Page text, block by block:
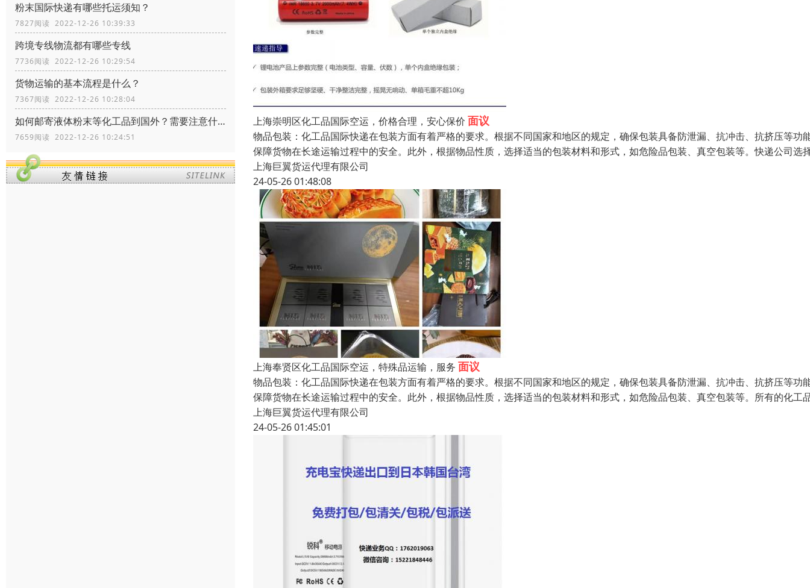
粉末国际快递有哪些托运须知？
7827阅读 2022-12-26 10:39:33
跨境专线物流都有哪些专线
7736阅读 2022-12-26 10:29:54
货物运输的基本流程是什么？
7367阅读 2022-12-26 10:28:04
如何邮寄液体粉末等化工品到国外？需要注意什么？
7659阅读 2022-12-26 10:24:51
上海崇明区化工品国际空运，价格合理，安心保价 面议
物品包装：化工品国际快递在包装方面有着严格的要求。根据不同国家和地区的规定，确保包装具备防泄漏、抗冲击、抗挤压等功
保障货物在长途运输过程中的安全。此外，根据物品性质，选择适当的包装材料和形式，如危险品包装、真空包装等。快递公司选
上海巨翼货运代理有限公司
24-05-26 01:48:08
上海奉贤区化工品国际空运，特殊品运输，服务 面议
物品包装：化工品国际快递在包装方面有着严格的要求。根据不同国家和地区的规定，确保包装具备防泄漏、抗冲击、抗挤压等功
保障货物在长途运输过程中的安全。此外，根据物品性质，选择适当的包装材料和形式，如危险品包装、真空包装等。所有的化工
上海巨翼货运代理有限公司
24-05-26 01:45:01